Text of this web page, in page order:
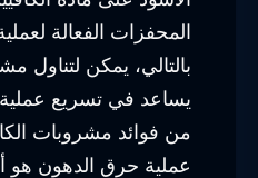
المحفزات الفعالة
بالتالي، يمكن لتناول
يساعد في تسريع
من فوائد مشروبات
عملية حرق الدهون هو